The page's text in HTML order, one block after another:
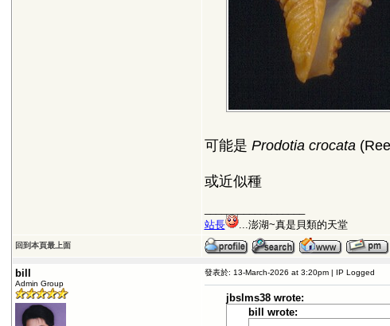
可能是 Prodotia crocata
或近似種
站長
...澎湖~真是貝類的天堂
回到本頁最上面
bill
Admin Group
發表於: 13-March-2026 at 3:20pm | IP Logged
jbslms38 wrote:
bill wrote: